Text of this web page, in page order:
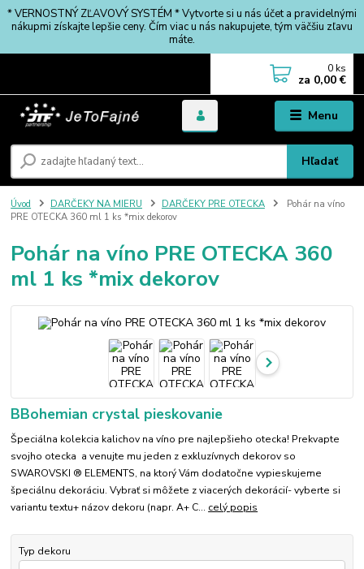
* VERNOSTNÝ ZĽAVOVÝ SYSTÉM * Vytvorte si u nás účet a pravidelnými
nákupmi získajte lepšie ceny. Čím viac u nás nakupujete, tým väčšiu zľavu
máte.
Menu
Hľadať
0 ks
za 0,00 €
Úvod DARČEKY NA MIERU DARČEKY PRE OTECKA
Pohár na víno
PRE OTECKA 360 ml 1 ks *mix dekorov
Pohár na víno PRE OTECKA 360
ml 1 ks *mix dekorov
BBohemian crystal pieskovanie
Špeciálna kolekcia kalichov na víno pre najlepšieho otecka! Prekvapte
svojho otecka a venujte mu jeden z exkluzívnych dekorov so
SWAROVSKI ® ELEMENTS, na ktorý Vám dodatočne vypieskujeme
špeciálnu dekoráciu. Vybrať si môžete z viacerých dekorácií- vyberte si
variantu textu+ názov dekoru (napr. A+ C... celý popis
Typ dekoru